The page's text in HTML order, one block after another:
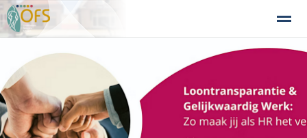
Detailhandel Industrie en Bedrijven Agribusiness
Home Zoeken Nieuws Agenda